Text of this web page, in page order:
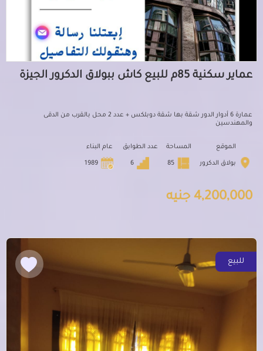
عماير سكنية 85م للبيع كاش ببولاق الدكرور الجيزة
عمارة 6 أدوار الدور شقة بها شقة دوبلكس + عدد 2 محل بالقرب من الدقى
والمهندسين
الموقع
بولاق الدكرور
المساحة
85
عدد الطوابق عام البناء
4,200,000 جنيه
للبيع